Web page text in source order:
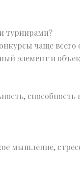
турнирами?
чаще
элемент и
способность
мышление,